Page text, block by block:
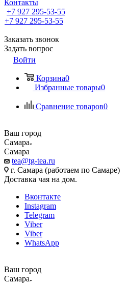
Контакты
+7 927 295-53-55
+7 927 295-53-55
Заказать звонок
Задать вопрос
Войти
Корзина0
Избранные товары0
Сравнение товаров0
Ваш город
Самара
Самара
tea@tg-tea.ru
г. Самара (работаем по Самаре)
Доставка чая на дом.
Вконтакте
Instagram
Telegram
Viber
Viber
WhatsApp
Ваш город
Самара